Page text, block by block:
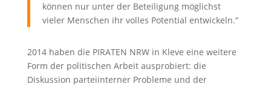
können nur unter der Beteiligung möglichst
vieler Menschen ihr volles Potential entwickeln.“
2014 haben die PIRATEN NRW in Kleve eine weitere
Form der politischen Arbeit ausprobiert: die
Diskussion parteiinterner Probleme und der